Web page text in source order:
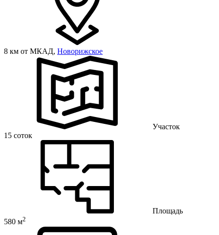
8 км от МКАД, Новорижское
Участок
15 соток
Площадь
580 м2